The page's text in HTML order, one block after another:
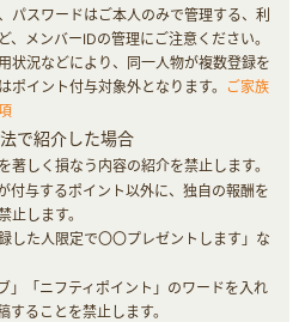
パスワードはご本人のみで管理する、利
、メンバーIDの管理にご注意ください。
状況などにより、同一人物が複数登録を
ポイント付与対象外となります。 ご家族
で紹介した場合
著しく損なう内容の紹介を禁止します。
付与するポイント以外に、独自の報酬を
止します。
した人限定で〇〇プレゼントします」な
」「ニフティポイント」のワードを入れ
することを禁止します。